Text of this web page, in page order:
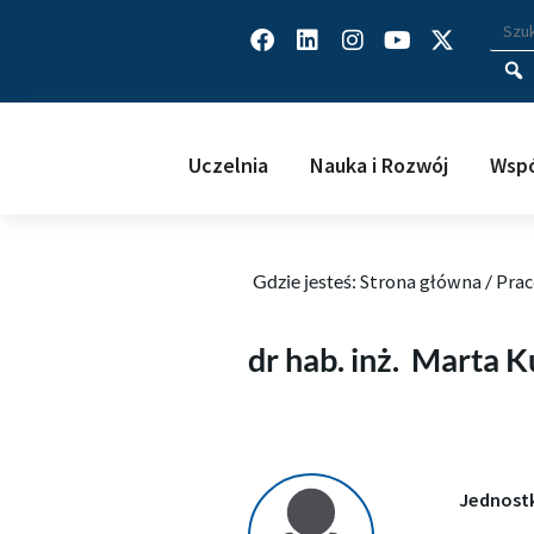
Facebook
LinkedinInstagram
Youtube
X-
twitter
Uczelnia Nauka i Rozwój
Gdzie jesteś: Strona główna /
dr hab. inż. Marta